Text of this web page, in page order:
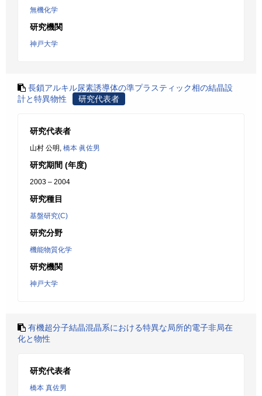
無機化学
研究機関
神戸大学
長鎖アルキル尿素誘導体の準プラスティック相の結晶設
計と特異物性
研究代表者
研究代表者
山村 公明, 橋本 眞佐男
研究期間 (年度)
2003 – 2004
研究種目
基盤研究(C)
研究分野
機能物質化学
研究機関
神戸大学
有機超分子結晶混晶系における特異な局所的電子非局在
化と物性
研究代表者
橋本 真佐男